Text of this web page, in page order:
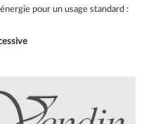
pour un usage standard :